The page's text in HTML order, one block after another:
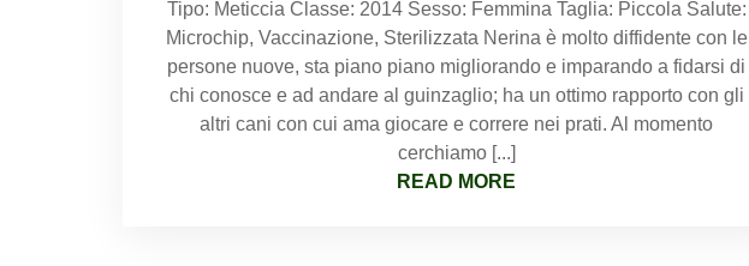
Tipo: Meticcia Classe: 2014 Sesso: Femmina Taglia: Piccola Salute:
Microchip, Vaccinazione, Sterilizzata Nerina è molto diffidente con le
persone nuove, sta piano piano migliorando e imparando a fidarsi di
chi conosce e ad andare al guinzaglio; ha un ottimo rapporto con gli
altri cani con cui ama giocare e correre nei prati. Al momento
cerchiamo [...]
READ MORE